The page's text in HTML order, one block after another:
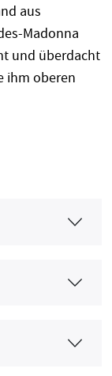
aus
Madonna
und überdacht
ihm oberen